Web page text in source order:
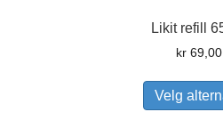
Likit refill
kr 69,00
Velg